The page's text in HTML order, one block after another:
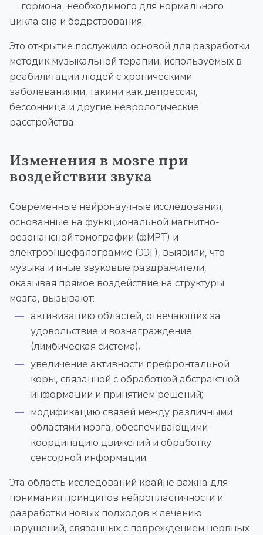
— гормона, необходимого для нормального
цикла сна и бодрствования.
Это открытие послужило основой для разработки
методик музыкальной терапии, используемых в
реабилитации людей с хроническими
заболеваниями, такими как депрессия,
бессонница и другие неврологические
расстройства.
Изменения в мозге при
воздействии звука
Современные нейронаучные исследования,
основанные на функциональной магнитно-
резонансной томографии (фМРТ) и
электроэнцефалограмме (ЭЭГ), выявили, что
музыка и иные звуковые раздражители,
оказывая прямое воздействие на структуры
мозга, вызывают:
активизацию областей, отвечающих за
удовольствие и вознаграждение
(лимбическая система);
увеличение активности префронтальной
коры, связанной с обработкой абстрактной
информации и принятием решений;
модификацию связей между различными
областями мозга, обеспечивающими
координацию движений и обработку
сенсорной информации.
Эта область исследований крайне важна для
понимания принципов нейропластичности и
разработки новых подходов к лечению
нарушений, связанных с повреждением нервных